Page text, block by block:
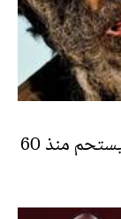
فيديو. ماذا حدث لهذا الرجل الذي لم يستحم منذ 60